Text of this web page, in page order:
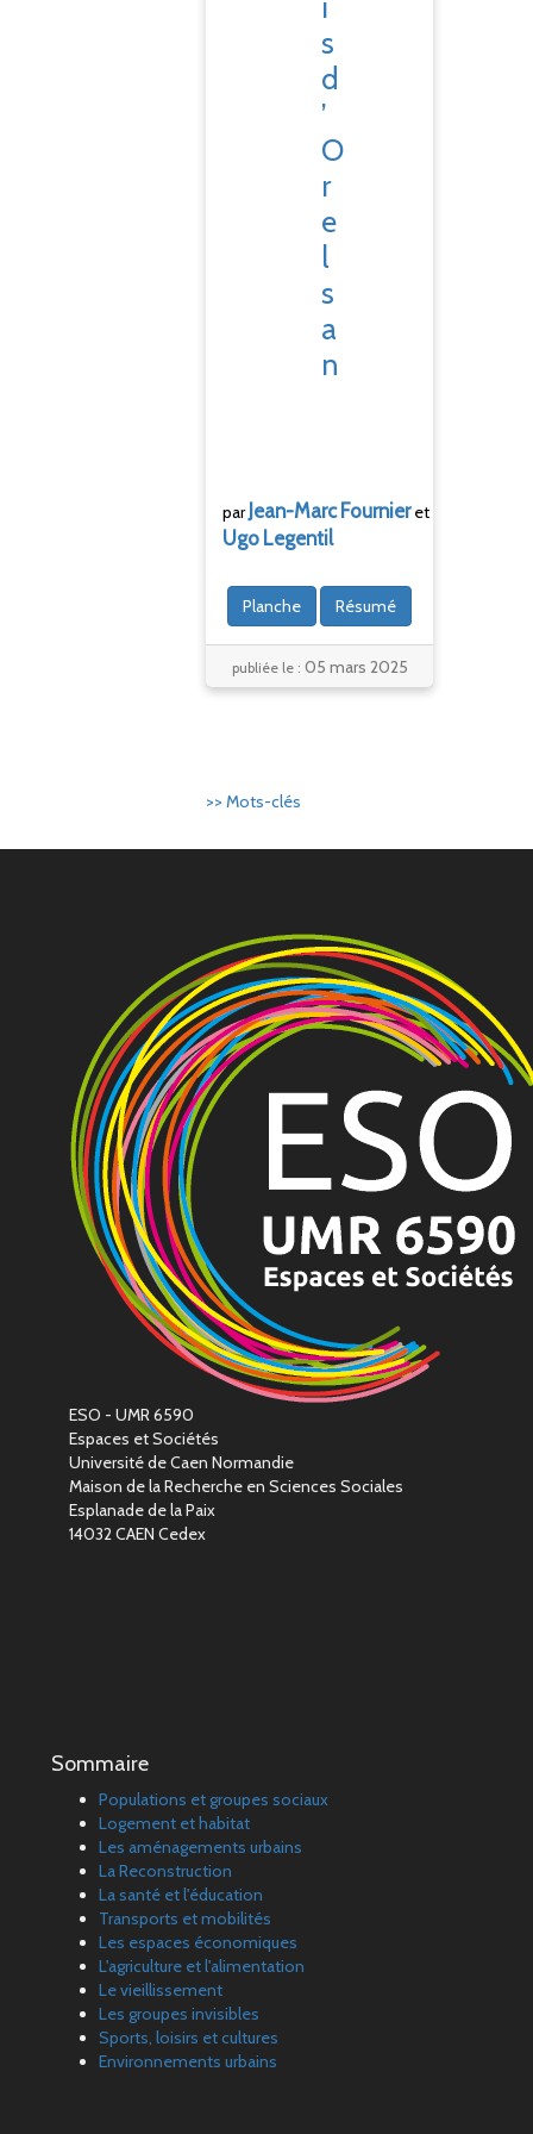
i
s
d
’
O
r
e
l
s
a
n
parJean-Marc Fournieret
Ugo Legentil
Planche Résumé
publiée le : 05 mars 2025
>> Mots-clés
ESO - UMR 6590
Espaces et Sociétés
Université de Caen Normandie
Maison de la Recherche en Sciences Sociales
Esplanade de la Paix
14032 CAEN Cedex
Sommaire
Populations et groupes sociaux
Logement et habitat
Les aménagements urbains
La Reconstruction
La santé et l'éducation
Transports et mobilités
Les espaces économiques
L'agriculture et l'alimentation
Le vieillissement
Les groupes invisibles
Sports, loisirs et cultures
Environnements urbains